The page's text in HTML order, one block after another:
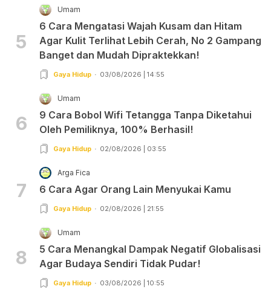
5
Umam
6 Cara Mengatasi Wajah Kusam dan Hitam
Agar Kulit Terlihat Lebih Cerah, No 2 Gampang
Banget dan Mudah Dipraktekkan!
Gaya Hidup 03/08/2026 | 14:55
6
Umam
9 Cara Bobol Wifi Tetangga Tanpa Diketahui
Oleh Pemiliknya, 100% Berhasil!
Gaya Hidup 02/08/2026 | 03:55
7
Arga Fica
6 Cara Agar Orang Lain Menyukai Kamu
Gaya Hidup 02/08/2026 | 21:55
8
Umam
5 Cara Menangkal Dampak Negatif Globalisasi
Agar Budaya Sendiri Tidak Pudar!
Gaya Hidup 03/08/2026 | 10:55